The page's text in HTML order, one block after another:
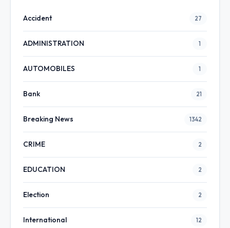
Accident 27
ADMINISTRATION 1
AUTOMOBILES 1
Bank 21
Breaking News 1342
CRIME 2
EDUCATION 2
Election 2
International 12